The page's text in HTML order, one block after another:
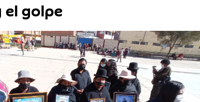
el golpe